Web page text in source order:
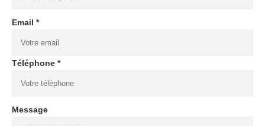
Email *
Téléphone *
Message